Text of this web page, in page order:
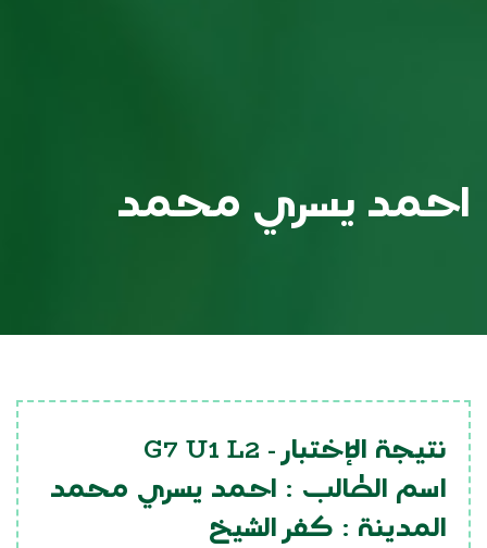
احمد يسري محمد
نتيجة الإختبار - G7 U1 L2
اسم الطالب : احمد يسري محمد
المدينة : كفر الشيخ